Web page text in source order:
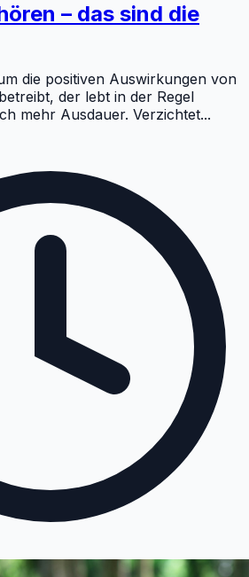
– das sind die
die positiven Auswirkungen von
der lebt in der Regel
mehr Ausdauer. Verzichtet...